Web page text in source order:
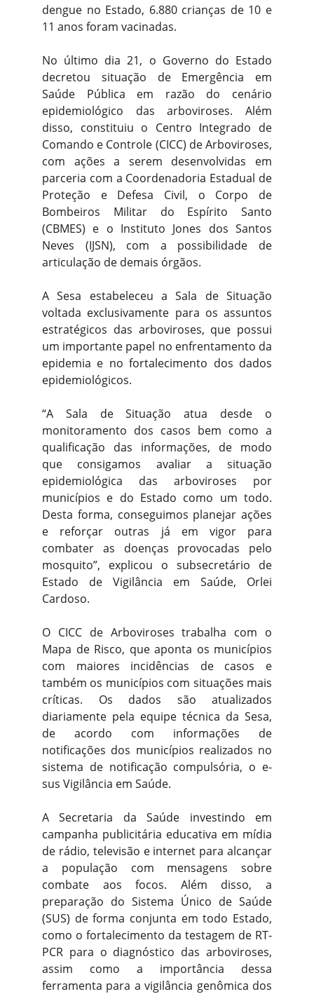
dengue no Estado, 6.880 crianças de 10 e
11 anos foram vacinadas.
No último dia 21, o Governo do Estado
decretou situação de Emergência em
Saúde Pública em razão do cenário
epidemiológico das arboviroses. Além
disso, constituiu o Centro Integrado de
Comando e Controle (CICC) de Arboviroses,
com ações a serem desenvolvidas em
parceria com a Coordenadoria Estadual de
Proteção e Defesa Civil, o Corpo de
Bombeiros Militar do Espírito Santo
(CBMES) e o Instituto Jones dos Santos
Neves (IJSN), com a possibilidade de
articulação de demais órgãos.
A Sesa estabeleceu a Sala de Situação
voltada exclusivamente para os assuntos
estratégicos das arboviroses, que possui
um importante papel no enfrentamento da
epidemia e no fortalecimento dos dados
epidemiológicos.
“A Sala de Situação atua desde o
monitoramento dos casos bem como a
qualificação das informações, de modo
que consigamos avaliar a situação
epidemiológica das arboviroses por
municípios e do Estado como um todo.
Desta forma, conseguimos planejar ações
e reforçar outras já em vigor para
combater as doenças provocadas pelo
mosquito”, explicou o subsecretário de
Estado de Vigilância em Saúde, Orlei
Cardoso.
O CICC de Arboviroses trabalha com o
Mapa de Risco, que aponta os municípios
com maiores incidências de casos e
também os municípios com situações mais
críticas. Os dados são atualizados
diariamente pela equipe técnica da Sesa,
de acordo com informações de
notificações dos municípios realizados no
sistema de notificação compulsória, o e-
sus Vigilância em Saúde.
A Secretaria da Saúde investindo em
campanha publicitária educativa em mídia
de rádio, televisão e internet para alcançar
a população com mensagens sobre
combate aos focos. Além disso, a
preparação do Sistema Único de Saúde
(SUS) de forma conjunta em todo Estado,
como o fortalecimento da testagem de RT-
PCR para o diagnóstico das arboviroses,
assim como a importância dessa
ferramenta para a vigilância genômica dos